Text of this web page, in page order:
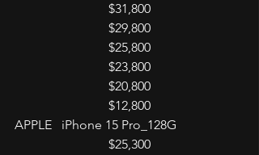
$31,800
$29,800
$25,800
$23,800
$20,800
$12,800
APPLE   iPhone 15 Pro_128G
$25,300